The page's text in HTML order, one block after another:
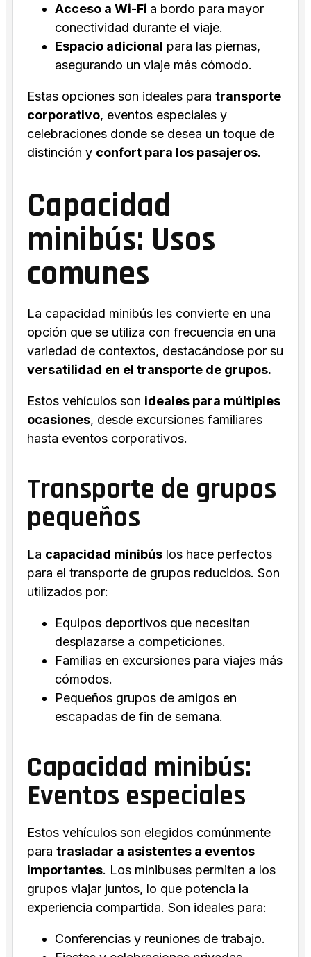
Acceso a Wi-Fi a bordo para mayor
conectividad durante el viaje.
Espacio adicional para las piernas,
asegurando un viaje más cómodo.
Estas opciones son ideales para transporte
corporativo, eventos especiales y
celebraciones donde se desea un toque de
distinción y confort para los pasajeros.
Capacidad
minibús: Usos
comunes
La capacidad minibús les convierte en una
opción que se utiliza con frecuencia en una
variedad de contextos, destacándose por su
versatilidad en el transporte de grupos.
Estos vehículos son ideales para múltiples
ocasiones, desde excursiones familiares
hasta eventos corporativos.
Transporte de grupos
pequeños
La capacidad minibús los hace perfectos
para el transporte de grupos reducidos. Son
utilizados por:
Equipos deportivos que necesitan
desplazarse a competiciones.
Familias en excursiones para viajes más
cómodos.
Pequeños grupos de amigos en
escapadas de fin de semana.
Capacidad minibús:
Eventos especiales
Estos vehículos son elegidos comúnmente
para trasladar a asistentes a eventos
importantes. Los minibuses permiten a los
grupos viajar juntos, lo que potencia la
experiencia compartida. Son ideales para:
Conferencias y reuniones de trabajo.